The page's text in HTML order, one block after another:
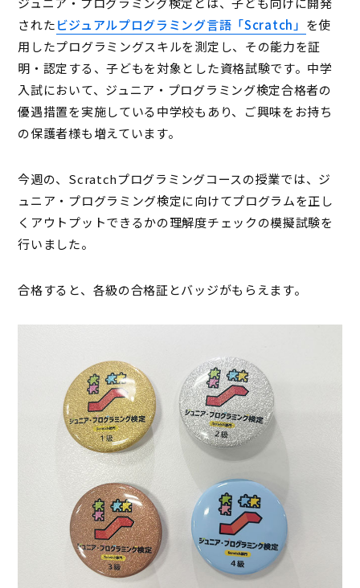
されたビジュアルプログラミング言語「Scratch」 を使
用したプログラミングスキルを測定し、その能力を証
明・認定する、子どもを対象とした資格試験です。中学
入試において、ジュニア・プログラミング検定合格者の
優遇措置を実施している中学校もあり、ご興味をお持ち
の保護者様も増えています。
今週の、Scratchプログラミングコースの授業では、ジ
ュニア・プログラミング検定に向けてプログラムを正し
くアウトプットできるかの理解度チェックの模擬試験を
行いました。
合格すると、各級の合格証とバッジがもらえます。